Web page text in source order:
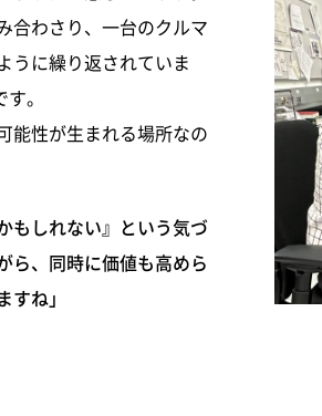
合わさり、一台のクルマ
うに繰り返されていま
。
能性が生まれる場所なの
もしれない』という気づ
ら、同時に価値も高めら
ね」